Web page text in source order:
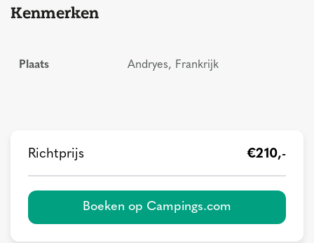
Kenmerken
Plaats Andryes, Frankrijk
Richtprijs €210,-
Boeken op Campings.com